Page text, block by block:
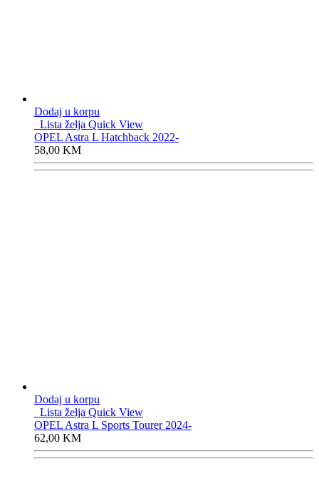
Dodaj u korpu
Lista želja Quick View
OPEL Astra L Hatchback 2022-
58,00 KM
Dodaj u korpu
Lista želja Quick View
OPEL Astra L Sports Tourer 2024-
62,00 KM